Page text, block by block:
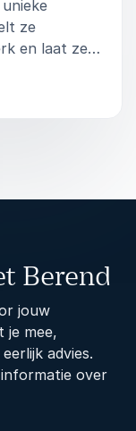
ze
en laat ze
aan een
vindt. Of je
Berend
jouw
je mee,
advies.
over